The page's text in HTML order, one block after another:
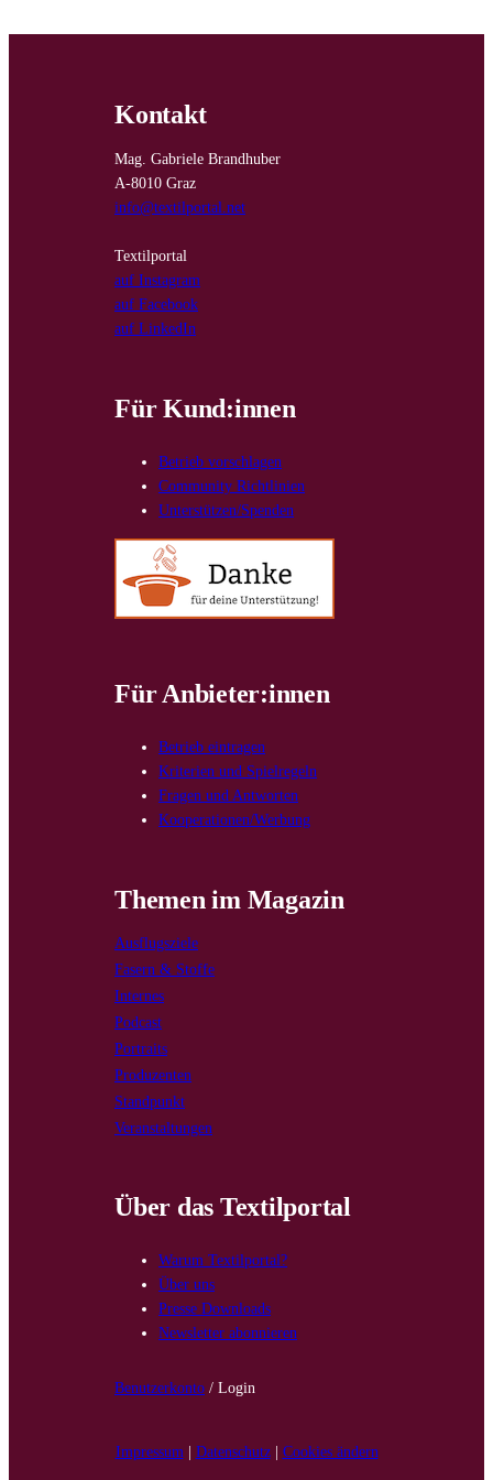
Kontakt
Mag. Gabriele Brandhuber
A-8010 Graz
info@textilportal.net
Textilportal
auf Instagram
auf Facebook
auf LinkedIn
Für Kund:innen
Betrieb vorschlagen
Community Richtlinien
Unterstützen/Spenden
Für Anbieter:innen
Betrieb eintragen
Kriterien und Spielregeln
Fragen und Antworten
Kooperationen/Werbung
Themen im Magazin
Ausflugsziele
Fasern & Stoffe
Internes
Podcast
Portraits
Produzenten
Standpunkt
Veranstaltungen
Über das Textilportal
Warum Textilportal?
Über uns
Presse Downloads
Newsletter abonnieren
Benutzerkonto / Login
Impressum| Datenschutz| Cookies ändern